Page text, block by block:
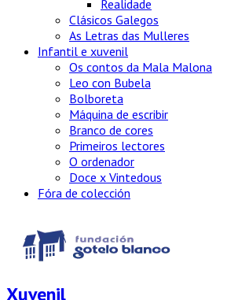
Realidade
Clásicos Galegos
As Letras das Mulleres
Infantil e xuvenil
Os contos da Mala Malona
Leo con Bubela
Bolboreta
Máquina de escribir
Branco de cores
Primeiros lectores
O ordenador
Doce x Vintedous
Fóra de colección
Xuvenil